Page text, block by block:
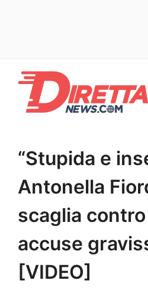
contenuto
“Stupida e
Antonella
scaglia
accuse
[VIDEO]